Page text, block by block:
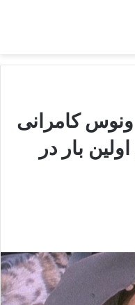
کامرانی
بار در